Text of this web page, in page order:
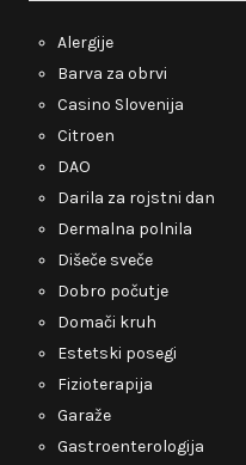
Alergije
Barva za obrvi
Casino Slovenija
Citroen
DAO
Darila za rojstni dan
Dermalna polnila
Dišeče sveče
Dobro počutje
Domači kruh
Estetski posegi
Fizioterapija
Garaže
Gastroenterologija